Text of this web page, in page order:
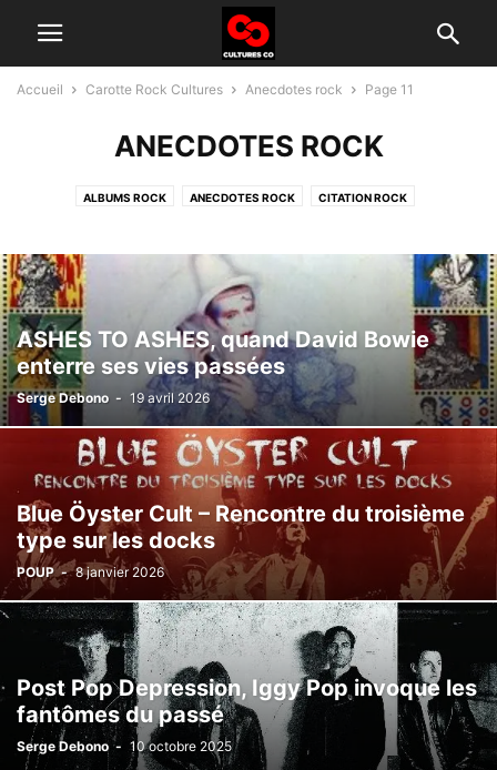
Accueil Carotte Rock Cultures Anecdotes rock Page 11
ANECDOTES ROCK
ALBUMS ROCK ANECDOTES ROCK CITATION ROCK
TÉLÉ ROCK
ASHES TO ASHES, quand David Bowie
enterre ses vies passées
Serge Debono - 19 avril 2026
Blue Öyster Cult – Rencontre du troisième
type sur les docks
POUP - 8 janvier 2026
Post Pop Depression, Iggy Pop invoque les
fantômes du passé
Serge Debono - 10 octobre 2025